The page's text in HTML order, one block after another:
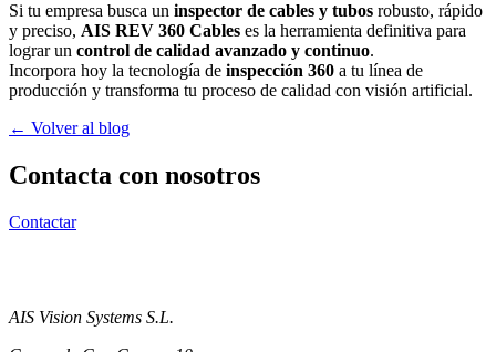
Si tu empresa busca un inspector de cables y tubos robusto, rápido
y preciso, AIS REV 360 Cables es la herramienta definitiva para
lograr un control de calidad avanzado y continuo.
Incorpora hoy la tecnología de inspección 360 a tu línea de
producción y transforma tu proceso de calidad con visión artificial.
← Volver al blog
Contacta con nosotros
Contactar
AIS Vision Systems S.L.